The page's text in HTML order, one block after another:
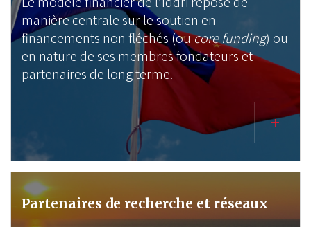
manière centrale sur le soutien en
financements non fléchés (oucore funding) ou
en nature de ses membres fondateurs et
partenaires de long terme.
Partenaires de recherche et réseaux